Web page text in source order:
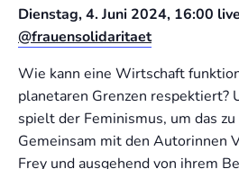
Dienstag, 4. Juni 2024, 16:00
@frauensolidaritaet
Wie kann eine Wirtschaft
planetaren Grenzen respektiert?
spielt der Feminismus, um das
Gemeinsam mit den Autorinnen
Frey und ausgehend von ihrem